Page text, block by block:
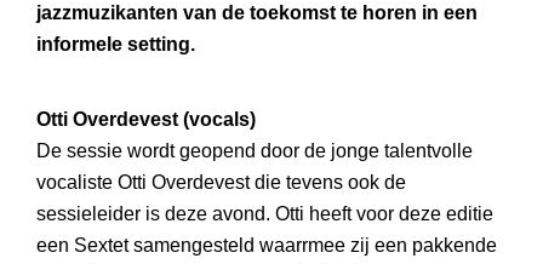
jazzmuzikanten van de toekomst te horen in een
informele setting.
Otti Overdevest (vocals)
De sessie wordt geopend door de jonge talentvolle
vocaliste Otti Overdevest die tevens ook de
sessieleider is deze avond. Otti heeft voor deze editie
een Sextet samengesteld waarrmee zij een pakkende